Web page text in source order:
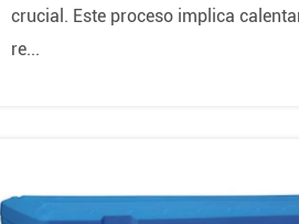
crucial. Este proceso implica
re...